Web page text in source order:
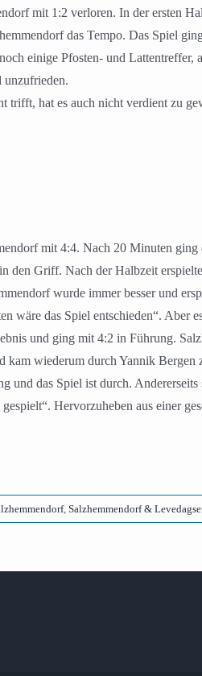
mit 1:2 verloren. In der ersten
das Tempo. Das Spiel
einige Pfosten- und
unzufrieden.
hat es auch nicht verdient zu
mit 4:4. Nach 20 Minuten
den Griff. Nach der Halbzeit
wurde immer besser und
das Spiel entschieden“. Aber
und ging mit 4:2 in Führung.
wiederum durch Yannik
das Spiel ist durch.
Hervorzuheben aus einer
, Salzhemmendorf &